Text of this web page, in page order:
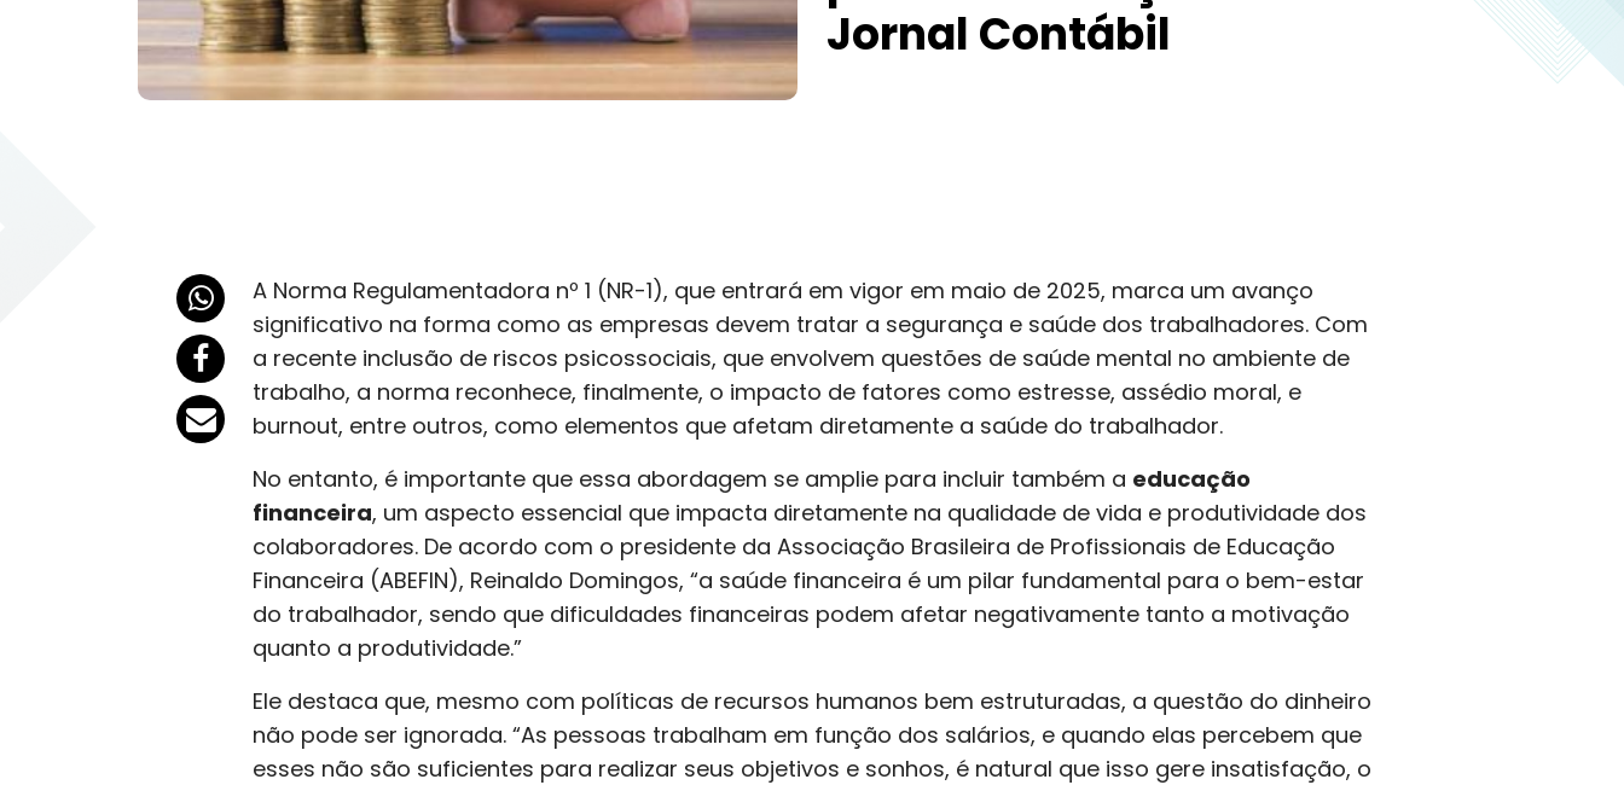
Jornal Contábil
A Norma Regulamentadora nº 1 (NR-1), que entrará em vigor em maio de 2025, marca um avanço
significativo na forma como as empresas devem tratar a segurança e saúde dos trabalhadores. Com
a recente inclusão de riscos psicossociais, que envolvem questões de saúde mental no ambiente de
trabalho, a norma reconhece, finalmente, o impacto de fatores como estresse, assédio moral, e
burnout, entre outros, como elementos que afetam diretamente a saúde do trabalhador.
No entanto, é importante que essa abordagem se amplie para incluir também a educação
financeira, um aspecto essencial que impacta diretamente na qualidade de vida e produtividade dos
colaboradores. De acordo com o presidente da Associação Brasileira de Profissionais de Educação
Financeira (ABEFIN), Reinaldo Domingos, “a saúde financeira é um pilar fundamental para o bem-estar
do trabalhador, sendo que dificuldades financeiras podem afetar negativamente tanto a motivação
quanto a produtividade.”
Ele destaca que, mesmo com políticas de recursos humanos bem estruturadas, a questão do dinheiro
não pode ser ignorada. “As pessoas trabalham em função dos salários, e quando elas percebem que
esses não são suficientes para realizar seus objetivos e sonhos, é natural que isso gere insatisfação, o